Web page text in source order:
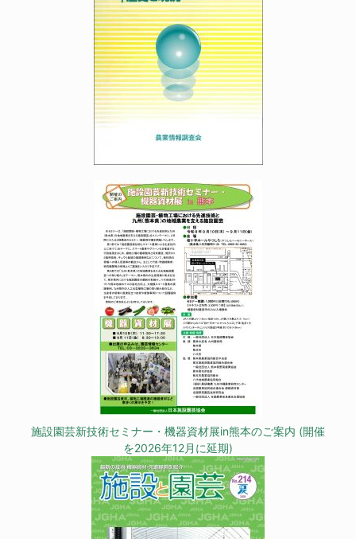
施設園芸新技術セミナー・機器資材展in熊本のご案内 (開催
を2026年12月に延期)